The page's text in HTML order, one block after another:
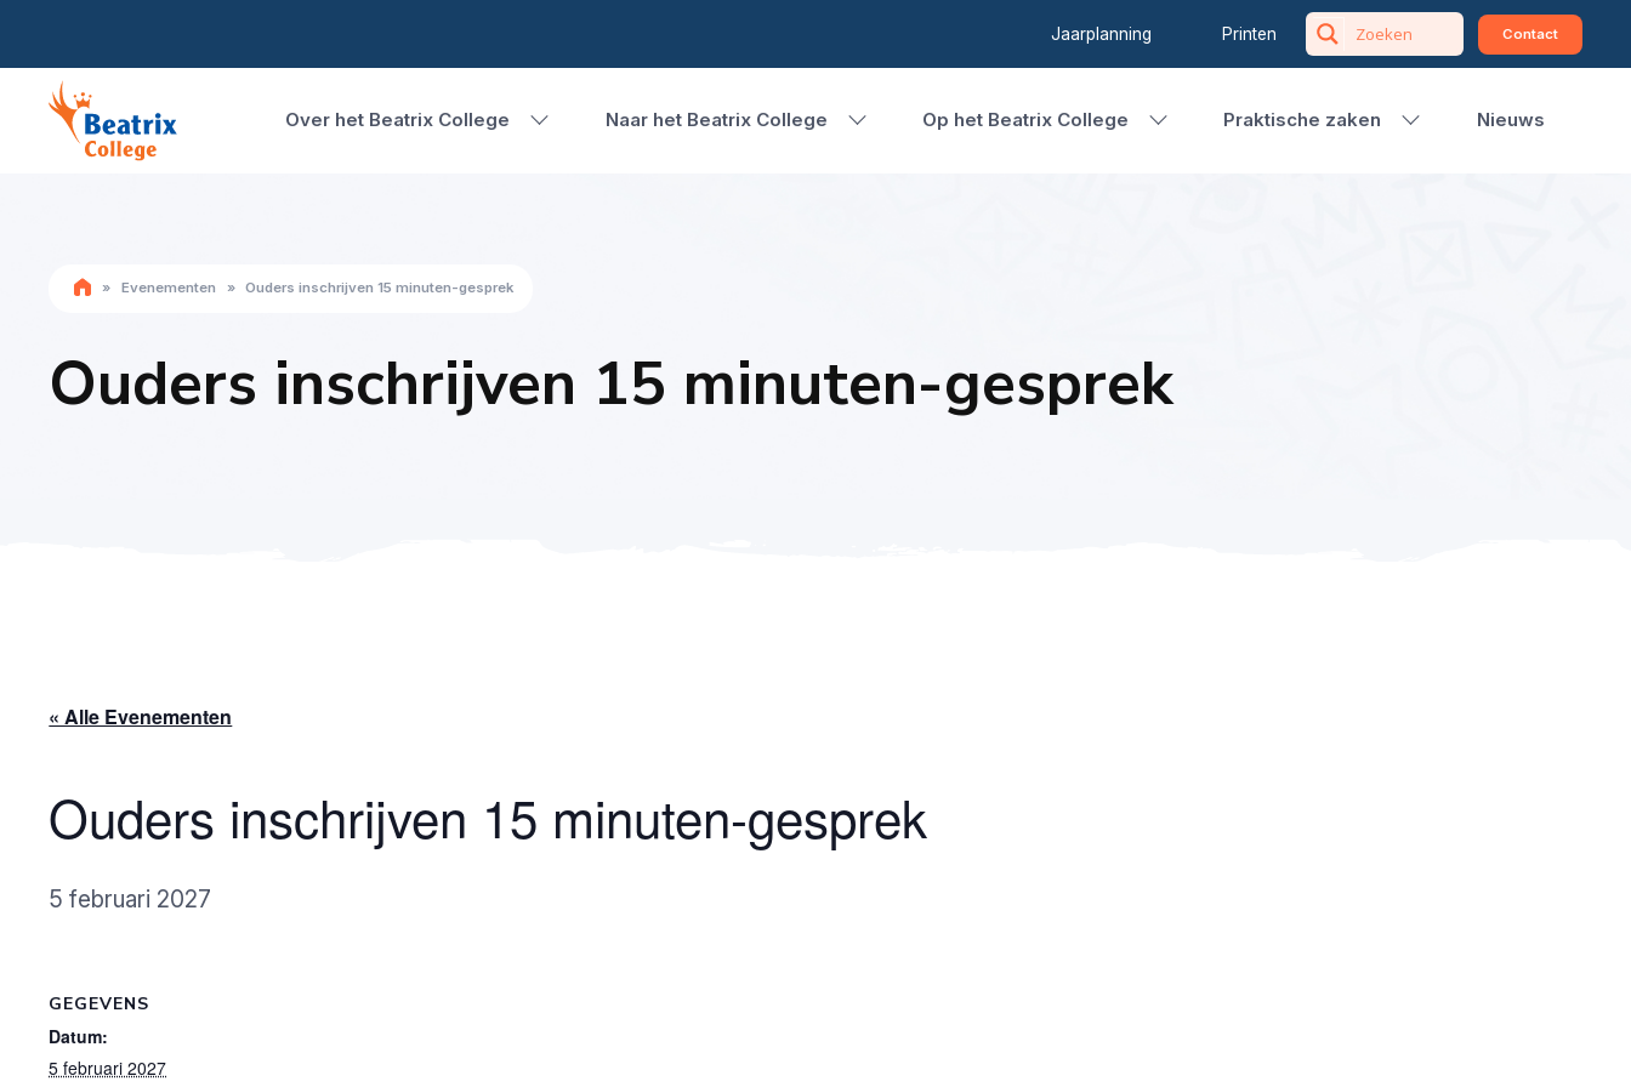
Jaarplanning Printen Contact
Over het Beatrix College Naar het Beatrix College Op het Beatrix College Praktische zaken Nieuws
» Evenementen » Ouders inschrijven 15 minuten-gesprek
Ouders inschrijven 15 minuten-gesprek
« Alle Evenementen
Ouders inschrijven 15 minuten-gesprek
5 februari 2027
GEGEVENS
Datum:
5 februari 2027